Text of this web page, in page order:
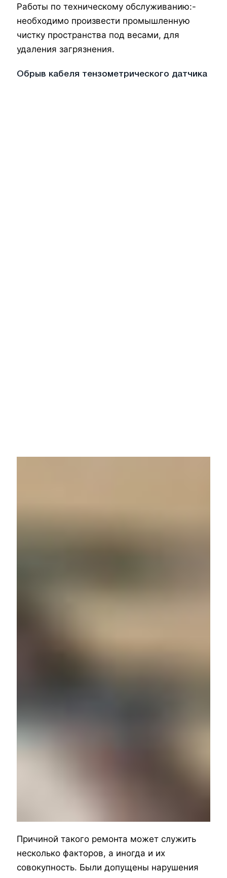
Работы по техническому обслуживанию:-
необходимо произвести промышленную
чистку пространства под весами, для
удаления загрязнения.
Обрыв кабеля тензометрического датчика
Причиной такого ремонта может служить
несколько факторов, а иногда и их
совокупность. Были допущены нарушения